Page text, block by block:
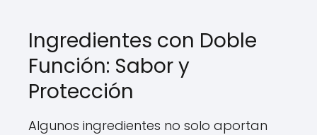
Ingredientes con Doble
Función: Sabor y
Protección
Algunos ingredientes no solo aportan